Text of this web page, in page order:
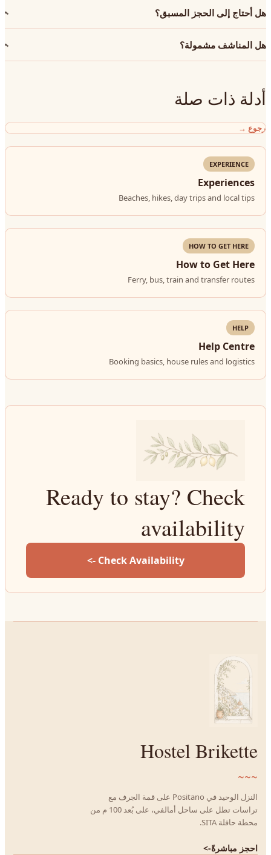
هل أحتاج إلى الحجز المسبق؟
هل المناشف مشمولة؟
أدلة ذات صلة
رجوع →
EXPERIENCE
Experiences
Beaches, hikes, day trips and local tips
HOW TO GET HERE
How to Get Here
Ferry, bus, train and transfer routes
HELP
Help Centre
Booking basics, house rules and logistics
Ready to stay? Check
availability
Check Availability ->
Hostel Brikette
~~~
النزل الوحيد في Positano على قمة الجرف مع
تراسات تطل على ساحل أمالفي، على بُعد 100 م من
محطة حافلة SITA.
احجز مباشرةً->